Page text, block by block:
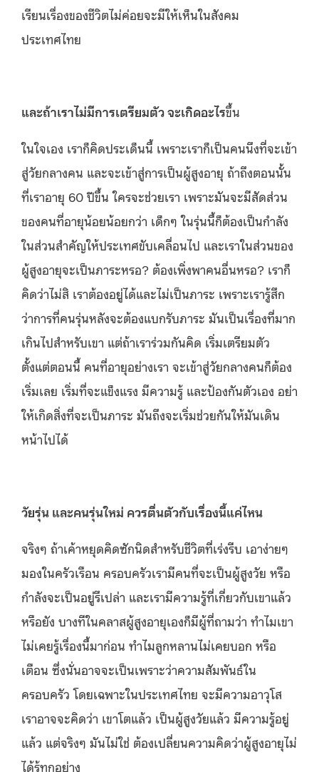
เรียนเรื่องของชีวิตไม่ค่อยจะมีให้เห็นในสังคม
ประเทศไทย
และถ้าเราไม่มีการเตรียมตัว จะเกิดอะไรขึ้น
ในใจเอง เราก็คิดประเด็นนี้ เพราะเราก็เป็นคนนึงที่จะเข้า
สู่วัยกลางคน และจะเข้าสู่การเป็นผู้สูงอายุ ถ้าถึงตอนนั้น
ที่เราอายุ 60 ปีขึ้น ใครจะช่วยเรา เพราะมันจะมีสัดส่วน
ของคนที่อายุน้อยน้อยกว่า เด็กๆ ในรุ่นนี้ก็ต้องเป็นกำลัง
ในส่วนสำคัญให้ประเทศขับเคลื่อนไป และเราในส่วนของ
ผู้สูงอายุจะเป็นภาระหรอ? ต้องเพิ่งพาคนอื่นหรอ? เราก็
คิดว่าไม่สิ เราต้องอยู่ได้และไม่เป็นภาระ เพราะเรารู้สึก
ว่าการที่คนรุ่นหลังจะต้องแบกรับภาระ มันเป็นเรื่องที่มาก
เกินไปสำหรับเขา แต่ถ้าเราร่วมกันคิด เริ่มเตรียมตัว
ตั้งแต่ตอนนี้ คนที่อายุอย่างเรา จะเข้าสู่วัยกลางคนก็ต้อง
เริ่มเลย เริ่มที่จะแข็งแรง มีความรู้ และป้องกันตัวเอง อย่า
ให้เกิดสิ่งที่จะเป็นภาระ มันถึงจะเริ่มช่วยกันให้มันเดิน
หน้าไปได้
วัยรุ่น และคนรุ่นใหม่ ควรตื่นตัวกับเรื่องนี้แค่ไหน
จริงๆ ถ้าเค้าหยุดคิดซักนิดสำหรับชีวิตที่เร่งรีบ เอาง่ายๆ
มองในครัวเรือน ครอบครัวเรามีคนที่จะเป็นผู้สูงวัย หรือ
กำลังจะเป็นอยู่รึเปล่า และเรามีความรู้ที่เกี่ยวกับเขาแล้ว
หรือยัง บางทีในคลาสผู้สูงอายุเองก็มีผู้ที่ถามว่า ทำไมเขา
ไม่เคยรู้เรื่องนี้มาก่อน ทำไมลูกหลานไม่เคยบอก หรือ
เตือน ซึ่งนั่นอาจจะเป็นเพราะว่าความสัมพันธ์ใน
ครอบครัว โดยเฉพาะในประเทศไทย จะมีความอาวุโส
เราอาจจะคิดว่า เขาโตแล้ว เป็นผู้สูงวัยแล้ว มีความรู้อยู่
แล้ว แต่จริงๆ มันไม่ใช่ ต้องเปลี่ยนความคิดว่าผู้สูงอายุไม่
ได้รู้ทุกอย่าง